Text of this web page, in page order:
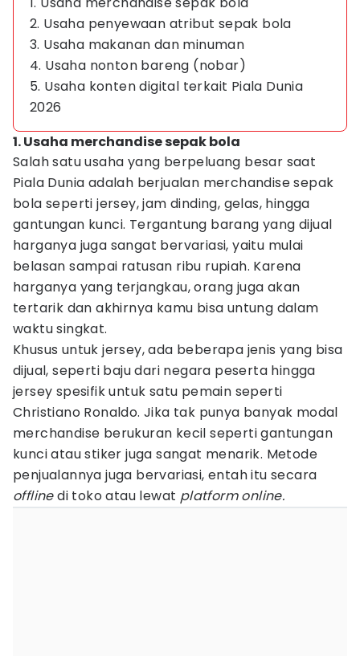
2. Usaha penyewaan atribut sepak bola
3. Usaha makanan dan minuman
4. Usaha nonton bareng (nobar)
5. Usaha konten digital terkait Piala Dunia
2026
1. Usaha merchandise sepak bola
Salah satu usaha yang berpeluang besar saat
Piala Dunia adalah berjualan merchandise sepak
bola seperti jersey, jam dinding, gelas, hingga
gantungan kunci. Tergantung barang yang dijual
harganya juga sangat bervariasi, yaitu mulai
belasan sampai ratusan ribu rupiah. Karena
harganya yang terjangkau, orang juga akan
tertarik dan akhirnya kamu bisa untung dalam
waktu singkat.
Khusus untuk jersey, ada beberapa jenis yang bisa
dijual, seperti baju dari negara peserta hingga
jersey spesifik untuk satu pemain seperti
Christiano Ronaldo. Jika tak punya banyak modal
merchandise berukuran kecil seperti gantungan
kunci atau stiker juga sangat menarik. Metode
penjualannya juga bervariasi, entah itu secara
offlinedi toko atau lewat platform online.